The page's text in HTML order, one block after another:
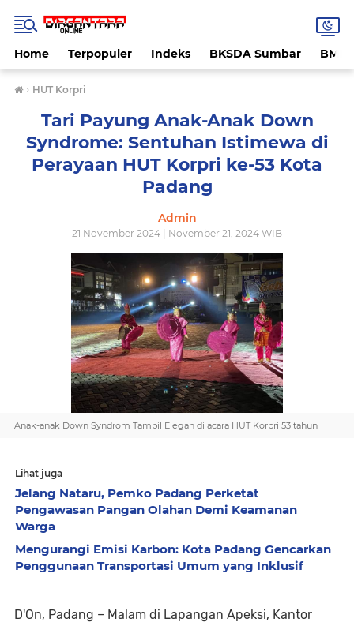
Home Terpopuler Indeks BKSDA Sumbar
› HUT Korpri
Tari Payung Anak-Anak Down
Syndrome: Sentuhan Istimewa di
Perayaan HUT Korpri ke-53 Kota
Padang
Admin
21 November 2024 | November 21, 2024 WIB
Anak-anak Down Syndrom Tampil Elegan di acara HUT Korpri 53 tahun
Lihat juga
Jelang Nataru, Pemko Padang Perketat
Pengawasan Pangan Olahan Demi Keamanan
Warga
Mengurangi Emisi Karbon: Kota Padang Gencarkan
Penggunaan Transportasi Umum yang Inklusif
D'On, Padang – Malam di Lapangan Apeksi, Kantor